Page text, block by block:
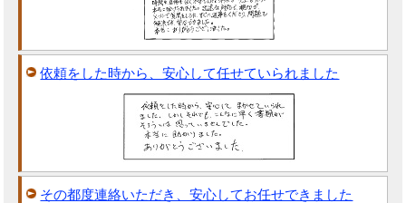
依頼をした時から、安心して任せていられました
その都度連絡いただき、安心してお任せできました